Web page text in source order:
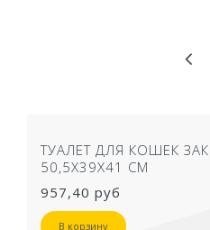
ТУАЛЕТ ДЛЯ КОШЕК
50,5Х39Х41 СМ
957,40 руб
В корзину